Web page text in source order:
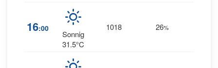
16:00
Sonnig
31.5°C
1018 26%